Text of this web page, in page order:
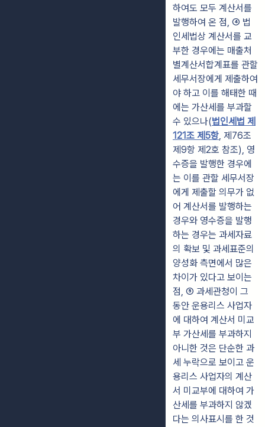
하여도 모두 계산서를
발행하여 온 점, ④ 법
인세법상 계산서를 교
부한 경우에는 매출처
별계산서합계표를 관할
세무서장에게 제출하여
야 하고 이를 해태한 때
에는 가산세를 부과할
수 있으나(법인세법 제
121조 제5항, 제76조
제9항 제2호 참조), 영
수증을 발행한 경우에
는 이를 관할 세무서장
에게 제출할 의무가 없
어 계산서를 발행하는
경우와 영수증을 발행
하는 경우는 과세자료
의 확보 및 과세표준의
양성화 측면에서 많은
차이가 있다고 보이는
점, ⑤ 과세관청이 그
동안 운용리스 사업자
에 대하여 계산서 미교
부 가산세를 부과하지
아니한 것은 단순한 과
세 누락으로 보이고 운
용리스 사업자의 계산
서 미교부에 대하여 가
산세를 부과하지 않겠
다는 의사표시를 한 것